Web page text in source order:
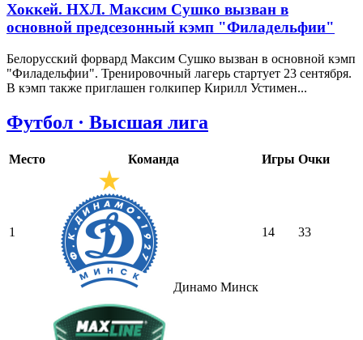
Хоккей. НХЛ. Максим Сушко вызван в
основной предсезонный кэмп "Филадельфии"
Белорусский форвард Максим Сушко вызван в основной кэмп
"Филадельфии". Тренировочный лагерь стартует 23 сентября.
В кэмп также приглашен голкипер Кирилл Устимен...
Футбол · Высшая лига
Место Команда Игры Очки
1
Динамо Минск
14 33